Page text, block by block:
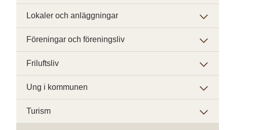
Lokaler och anläggningar
Föreningar och föreningsliv
Friluftsliv
Ung i kommunen
Turism